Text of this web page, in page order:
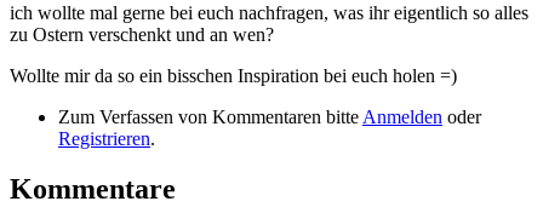
ich wollte mal gerne bei euch nachfragen, was ihr eigentlich so alles
zu Ostern verschenkt und an wen?
Wollte mir da so ein bisschen Inspiration bei euch holen =)
Zum Verfassen von Kommentaren bitte Anmelden oder
Registrieren.
Kommentare